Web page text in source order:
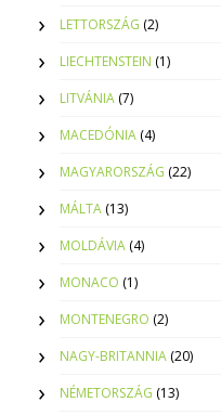
LETTORSZÁG (2)
LIECHTENSTEIN (1)
LITVÁNIA (7)
MACEDÓNIA (4)
MAGYARORSZÁG (22)
MÁLTA (13)
MOLDÁVIA (4)
MONACO (1)
MONTENEGRO (2)
NAGY-BRITANNIA (20)
NÉMETORSZÁG (13)